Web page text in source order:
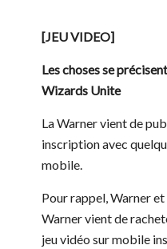
[JEU VIDEO]
Les choses se
Wizards Unite
La Warner vient de
inscription avec
mobile.
Pour rappel, Warner
Warner vient de
jeu vidéo sur mobile